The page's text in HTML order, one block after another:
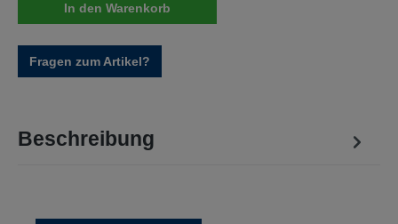
In den Warenkorb
Fragen zum Artikel?
Beschreibung